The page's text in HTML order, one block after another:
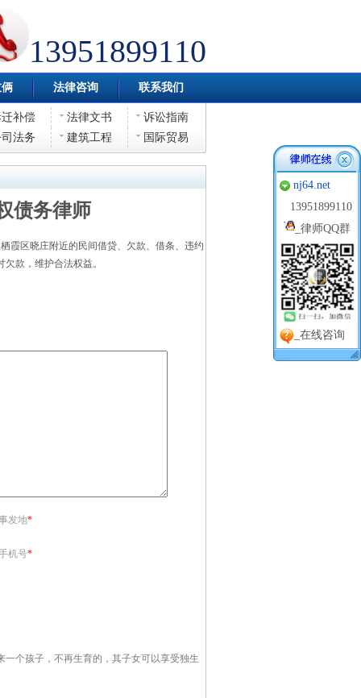
13951899110
法律咨询 联系我们
补偿 法律文书
诉讼指南
法务
建筑工程 国际贸易
债务律师
霞区晓庄附近的民间借贷、欠款、借条、违约
款，维护合法权益。
发地*
机号*
个孩子，不再生育的，其子女可以享受独生
nj64.net
13951899110
_ 律师QQ群
_在线咨询